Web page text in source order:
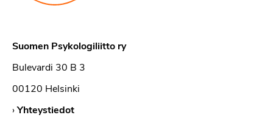
Suomen Psykologiliitto ry
Bulevardi 30 B 3
00120 Helsinki
›Yhteystiedot